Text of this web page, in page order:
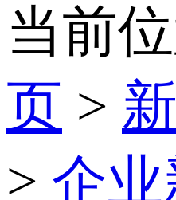
当前位
页 >
> 企业